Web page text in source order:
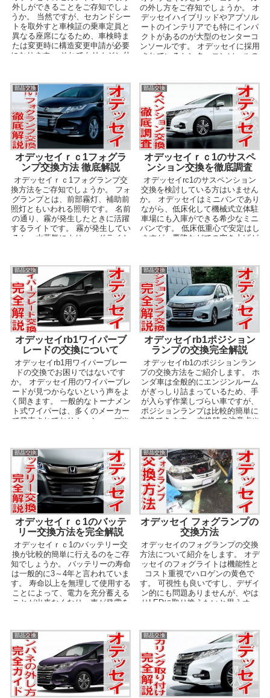
外しができることをご存知でしょ
うか。 当然ですが、セカンドシー
トを取外すと車検証の乗車定員と
異なる座席になるため、車検時ま
たは変更時に構造変更申請が必要
になります。 それでもリムジン仕
の外し方をご存知でしょうか。 オ
デッセイハイブリッドやアブソル
ートのインテリアでも特にインパ
クトがあるのが大型のセンターコ
ンソールです。 オデッセイに採用
されているセンターコンソールの
部品交換
オデッセイｒｃ1フォグラ
ンプ交換方法 徹底解説
オデッセイｒｃ1フォグランプ交
換方法をご存知でしょうか。 フォ
グランプとは、前部霧灯、補助前
照灯ともいわれる照明です。 名前
の通り、霧が発生したときに活躍
するライトです。 霧が発生してい
ると、水蒸気によりヘッドライト
部品交換
オデッセイｒｃ1のサスペ
ンション交換を徹底調査
オデッセイrc1のサスペンション
交換を検討している方はいません
か。 オデッセイはミニバンであり
ながら、低床化して機械式立体駐
車場にも入庫ができる希少なミニ
バンです。 低床低重心で安定はし
ますが、悪路などでの突き上げが
部品交換
オデッセイrb1ワイパーブ
レードの交換について
オデッセイrb1用ワイパーブレー
ドの交換でお困りではないです
か。 オデッセイ用のワイパーブレ
ードが見つからないという声をよ
く聞きます。 一般的なトーナメン
ト式ワイパーは、多くのメーカー
で発売されておりカーショップや
部品交換
オデッセイrb1ポジション
ランプの交換完全解説
オデッセイrb1のポジションラン
プの交換方法をご紹介します。 ホ
ンダ車は全般的にエンジンルーム
がぎっしり詰まっているため、手
が入らず作業しづらい車ですが、
ポジションランプは比較的簡単に
交換できます。 交換時の注意点や
部品交換
オデッセイｒｃ1のバッテ
リー交換方法を完全解説
オデッセイｒｃ1のバッテリー交
換が比較的簡単に行えるのをご存
知でしょうか。 バッテリーの寿命
は一般的に3～4年と言われていま
す。 寿命以上を無理して使用する
ことによって、電力を充分蓄える
ことが出来なくなり、車が発電を
部品交換
オデッセイ フォグランプの
交換方法
オデッセイのフォグランプの交換
方法について紹介をします。 オデ
ッセイのフォグライトは機能性と
コスト重視でハロゲンの黄色で
す。 可視性も良いですし、デザイ
ン的にも問題ありませんが、やは
りLEDに取り換えたいと思うオー
部品交換 部品交換